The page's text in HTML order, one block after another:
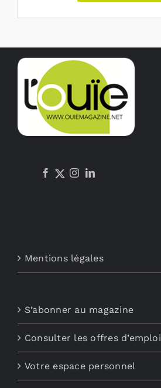
Mentions légales
S’abonner au magazine
Consulter les offres d’emploi
Votre espace personnel